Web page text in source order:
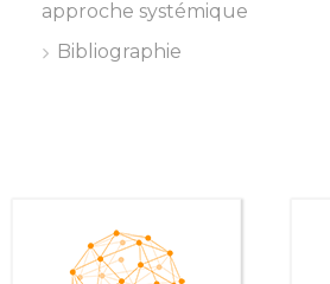
approche systémique
Bibliographie